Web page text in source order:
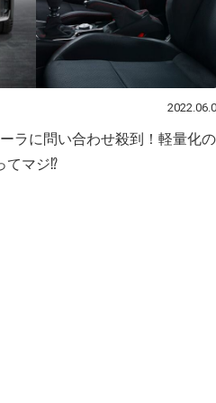
ラに問い合わせ殺到！軽量化の
てマジ⁉